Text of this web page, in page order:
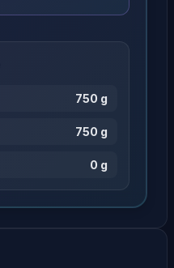
750 g
750 g
0 g